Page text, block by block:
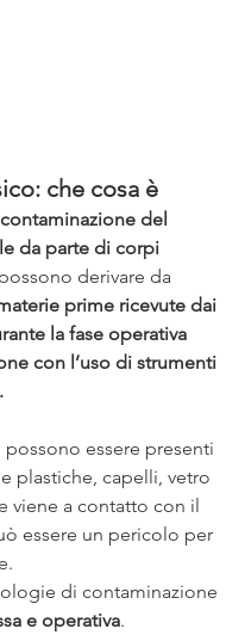
che cosa è
contaminazione del
da parte di corpi
derivare da
prime ricevute dai
la fase operativa
con l’uso di strumenti
possono essere presenti
plastiche, capelli, vetro
viene a contatto con il
essere un pericolo per
di contaminazione
e operativa.